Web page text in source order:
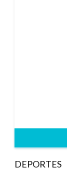
DEPORTES